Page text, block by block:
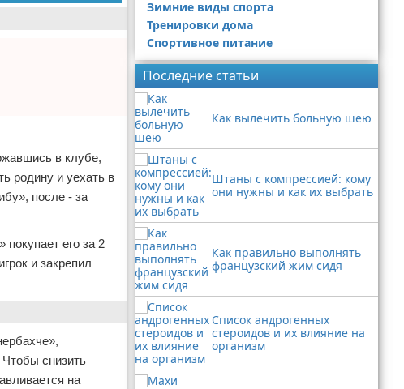
в клубе,
родину и уехать в
после - за
его за 2
и закрепил
снизить
на
Зимние виды спорта
Тренировки дома
Спортивное питание
Последние статьи
Как вылечить больную шею
Штаны с компрессией: кому
они нужны и как их выбрать
Как правильно выполнять
французский жим сидя
Список андрогенных
стероидов и их влияние на
организм